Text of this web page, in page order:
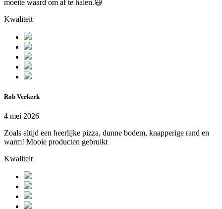
moeite waard om af te halen.😃
Kwaliteit
Rob Verkerk
4 mei 2026
Zoals altijd een heerlijke pizza, dunne bodem, knapperige rand en
warm! Mooie producten gebruikt
Kwaliteit